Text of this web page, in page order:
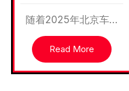
随着2025年北京车…
Read More